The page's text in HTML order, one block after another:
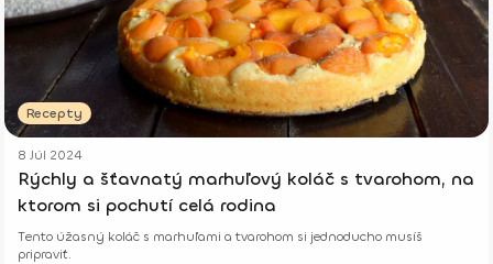
Recepty
8 Júl 2024
Rýchly a šťavnatý marhuľový koláč s tvarohom, na
ktorom si pochutí celá rodina
Tento úžasný koláč s marhuľami a tvarohom si jednoducho musíš
pripraviť.